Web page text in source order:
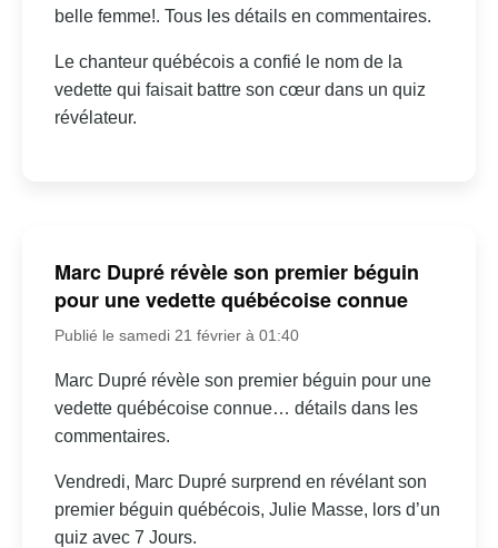
belle femme!. Tous les détails en commentaires.
Le chanteur québécois a confié le nom de la
vedette qui faisait battre son cœur dans un quiz
révélateur.
Marc Dupré révèle son premier béguin
pour une vedette québécoise connue
Publié le samedi 21 février à 01:40
Marc Dupré révèle son premier béguin pour une
vedette québécoise connue… détails dans les
commentaires.
Vendredi, Marc Dupré surprend en révélant son
premier béguin québécois, Julie Masse, lors d’un
quiz avec 7 Jours.